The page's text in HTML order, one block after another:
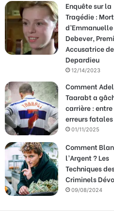
Enquête sur la
Tragédie : Mort
d’Emmanuelle
Debever,
Accusatrice
Depardieu
12/14/2023
Comment Adel
Taarabt a
carrière :
erreurs fatales
01/11/2025
Comment
l’Argent ? Les
Techniques
Criminels
09/08/2024